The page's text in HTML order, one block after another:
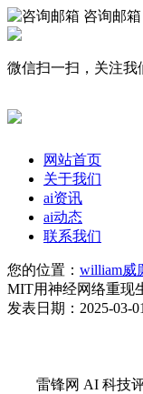
咨询邮箱
微信扫一扫，关注我
网站首页
关于我们
ai资讯
ai动态
联系我们
您的位置： william威
MIT用神经网络重现
发表日期：2025-
雷锋网 AI 科技评论